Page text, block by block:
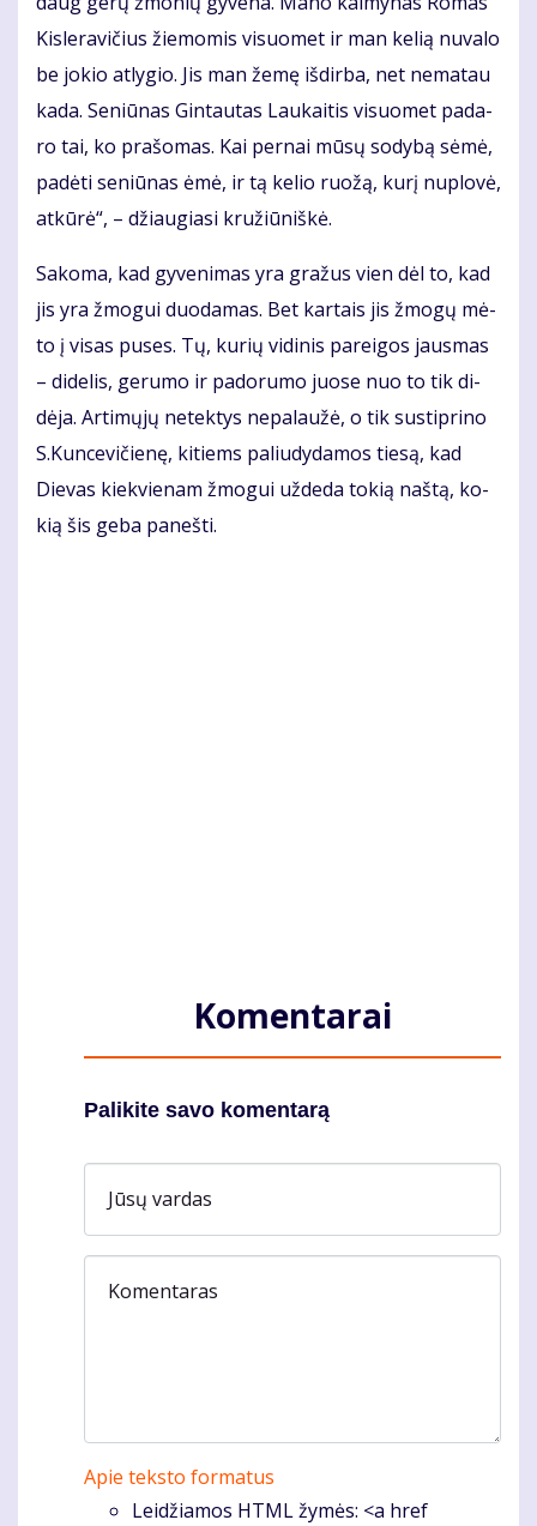
Kis­le­ra­vi­čius žie­mo­mis vi­suo­met ir man ke­lią nu­va­lo
be jo­kio at­ly­gio. Jis man že­mę iš­dir­ba, net ne­ma­tau
ka­da. Se­niū­nas Gin­tau­tas Lau­kai­tis vi­suo­met pa­da­
ro tai, ko pra­šo­mas. Kai per­nai mū­sų so­dy­bą sė­mė,
pa­dė­ti se­niū­nas ėmė, ir tą ke­lio ruo­žą, ku­rį nu­plo­vė,
at­kū­rė“, – džiau­gia­si kru­žiū­niš­kė.
Sa­ko­ma, kad gy­ve­ni­mas yra gra­žus vien dėl to, kad
jis yra žmo­gui duo­da­mas. Bet kar­tais jis žmo­gų mė­
to į vi­sas pu­ses. Tų, ku­rių vi­di­nis pa­rei­gos jaus­mas
– di­de­lis, ge­ru­mo ir pa­do­ru­mo juo­se nuo to tik di­
dė­ja. Ar­ti­mų­jų ne­tek­tys ne­pa­lau­žė, o tik su­stip­ri­no
S.Kun­ce­vi­čie­nę, ki­tiems pa­liu­dy­da­mos tie­są, kad
Die­vas kiek­vie­nam žmo­gui už­de­da to­kią naš­tą, ko­
kią šis ge­ba pa­neš­ti.
Komentarai
Palikite savo komentarą
Jūsų vardas
Komentaras
Apie teksto formatus
Leidžiamos HTML žymės: <a href